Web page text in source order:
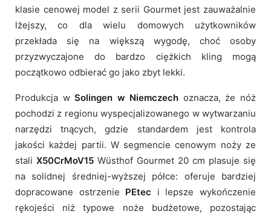
klasie cenowej model z serii Gourmet jest zauważalnie
lżejszy, co dla wielu domowych użytkowników
przekłada się na większą wygodę, choć osoby
przyzwyczajone do bardzo ciężkich kling mogą
początkowo odbierać go jako zbyt lekki.
Produkcja wSolingen w Niemczech oznacza, że nóż
pochodzi z regionu wyspecjalizowanego w wytwarzaniu
narzędzi tnących, gdzie standardem jest kontrola
jakości każdej partii. W segmencie cenowym noży ze
stali X50CrMoV15 Wüsthof Gourmet 20 cm plasuje się
na solidnej średniej-wyższej półce: oferuje bardziej
dopracowane ostrzenie PEtec i lepsze wykończenie
rękojeści niż typowe noże budżetowe, pozostając